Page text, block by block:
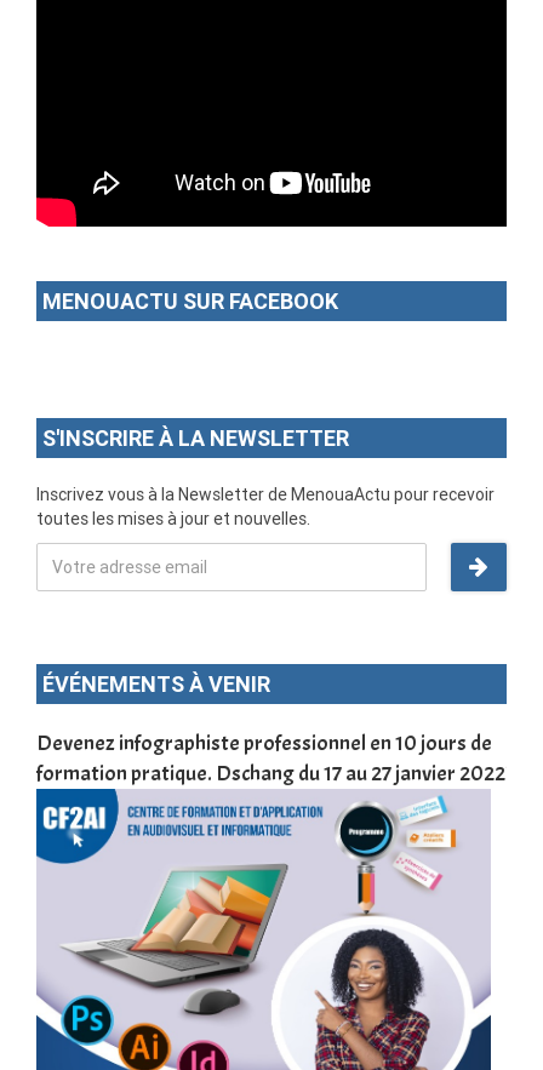
MENOUACTU SUR FACEBOOK
S'INSCRIRE À LA NEWSLETTER
Inscrivez vous à la Newsletter de MenouaActu pour recevoir
toutes les mises à jour et nouvelles.
ÉVÉNEMENTS À VENIR
Devenez infographiste professionnel en 10 jours de
formation pratique. Dschang du 17 au 27 janvier 2022